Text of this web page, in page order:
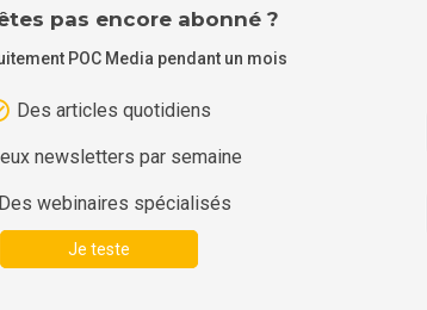
pas encore abonné ?
POC Media pendant un mois
Des articles quotidiens
newsletters par semaine
Des webinaires spécialisés
Je teste